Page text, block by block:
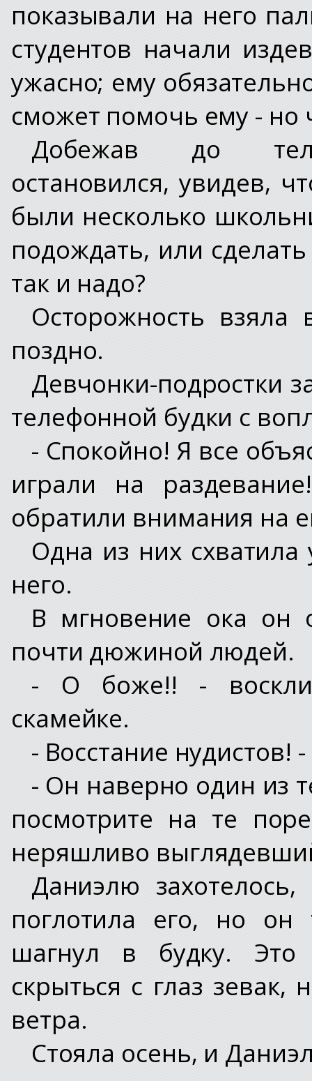
показывали на него
студентов начали
ужасно; ему
сможет помочь ему - но
Добежав до
остановился, увидев,
были несколько
подождать, или
так и надо?
Осторожность
поздно.
Девчонки-подростки
телефонной будки с
- Спокойно! Я все
играли на
обратили внимания на
Одна из них схватила
него.
В мгновение ока он
почти дюжиной людей.
- О боже!! -
скамейке.
- Восстание нудистов!
- Он наверно один из
посмотрите на те
неряшливо
Даниэлю
поглотила его, но он
шагнул в будку.
скрыться с глаз
ветра.
Стояла осень, и